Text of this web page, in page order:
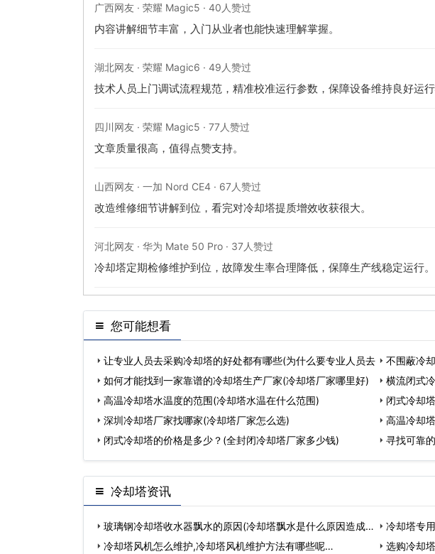
广西网友 · 荣耀 Magic5 · 40人赞过
内容讲解细节丰富，入门从业者也能快速理解掌握。
湖北网友 · 荣耀 Magic6 · 49人赞过
技术人员上门调试流程规范，精准校准运行参数，保障设备维持良好运行
四川网友 · 荣耀 Magic5 · 77人赞过
文章质量很高，值得点赞支持。
山西网友 · 一加 Nord CE4 · 67人赞过
改造维修细节讲解到位，看完对冷却塔提质增效收获很大。
河北网友 · 华为 Mate 50 Pro · 37人赞过
冷却塔定期检修维护到位，故障发生率合理降低，保障生产线稳定运行。
您可能想看
让专业人员去采购冷却塔的好处都有哪些(为什么要专业人员去
不围蔽冷
如何才能找到一家靠谱的冷却塔生产厂家(冷却塔厂家哪里好)
横流闭式
高温冷却塔水温度的范围(冷却塔水温在什么范围)
闭式冷却
深圳冷却塔厂家找哪家(冷却塔厂家怎么选)
高温冷却
闭式冷却塔的价格是多少？(全封闭冷却塔厂家多少钱)
寻找可靠
冷却塔资讯
玻璃钢冷却塔收水器飘水的原因(冷却塔飘水是什么原因造成)
…
冷却塔专
冷却塔风机怎么维护,冷却塔风机维护方法有哪些呢…
选购冷却